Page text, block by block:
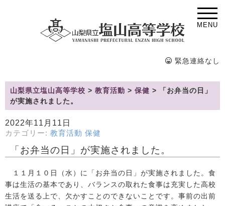
MENU
緊急連絡なし
山梨県立塩山高等学校 > 教育活動 > 保健 >
「お弁当の日」
が実施されました。
2022年11月11日
カテゴリー: 教育活動 保健
「お弁当の日」が実施されました。
１１月１０日（水）に「お弁当の日」が実施されました。食
事は生活の基本であり、バランスの取れた食事は充実した高校
生活を送る上で、欠かすことのできないことです。事前の出前